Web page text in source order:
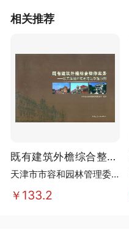
相关推荐
既有建筑外檐综合整修
实务——以天津城市既
天津市市容和园林管理委
￥133.2